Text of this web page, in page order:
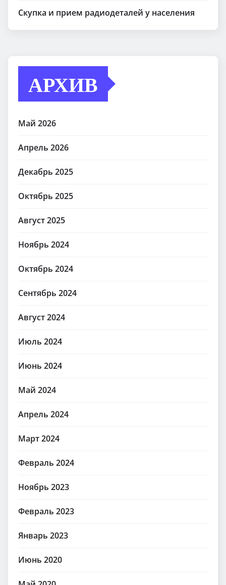
Скупка и прием радиодеталей у населения
АРХИВ
Май 2026
Апрель 2026
Декабрь 2025
Октябрь 2025
Август 2025
Ноябрь 2024
Октябрь 2024
Сентябрь 2024
Август 2024
Июль 2024
Июнь 2024
Май 2024
Апрель 2024
Март 2024
Февраль 2024
Ноябрь 2023
Февраль 2023
Январь 2023
Июнь 2020